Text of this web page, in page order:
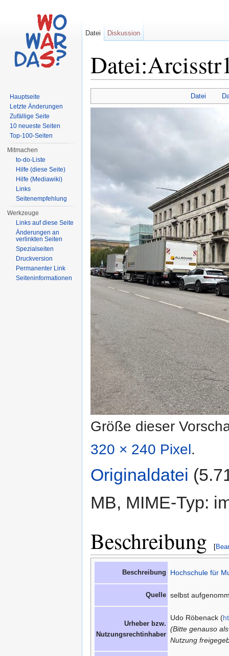
Datei
Größe dieser
320 × 240 Pixel.
Originaldatei
MB, MIME-Typ:
Beschreibung [
Beschreibung Hochschule für
Quelle selbst
Urheber bzw.
Nutzungsrechtinhaber
Udo Röbenack (
(Bitte genauso
Nutzung
Datei Diskussion
Hauptseite
Letzte Änderungen
Zufällige Seite
10 neueste Seiten
Top-100-Seiten
Mitmachen
to-do-Liste
Hilfe (diese Seite)
Hilfe (Mediawiki)
Links
Seitenempfehlung
Werkzeuge
Links auf diese Seite
Änderungen an
verlinkten Seiten
Spezialseiten
Druckversion
Permanenter Link
Seiteninformationen